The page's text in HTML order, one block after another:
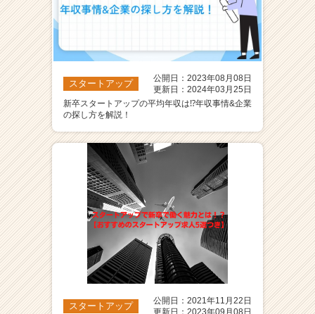
スタートアップ
公開日：2023年08月08日
更新日：2024年03月25日
新卒スタートアップの平均年収は⁉年収事情&企業
の探し方を解説！
スタートアップ
公開日：2021年11月22日
更新日：2023年09月08日